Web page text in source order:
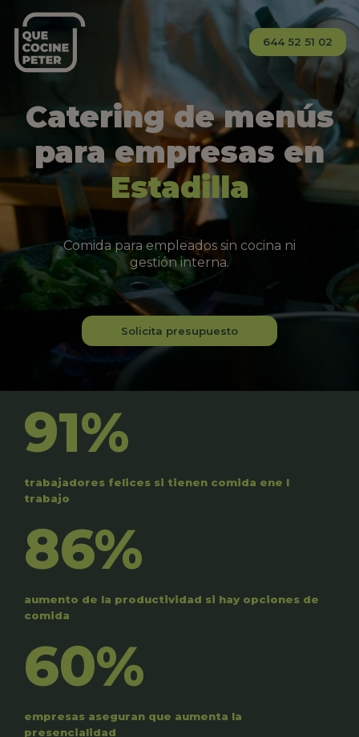
644 52 51 02
Catering de menús
para empresas en
Estadilla
Comida para empleados sin cocina ni
gestión interna.
Solicita presupuesto
91%
trabajadores felices si tienen comida ene l
trabajo
86%
aumento de la productividad si hay opciones de
comida
60%
empresas aseguran que aumenta la
presencialidad